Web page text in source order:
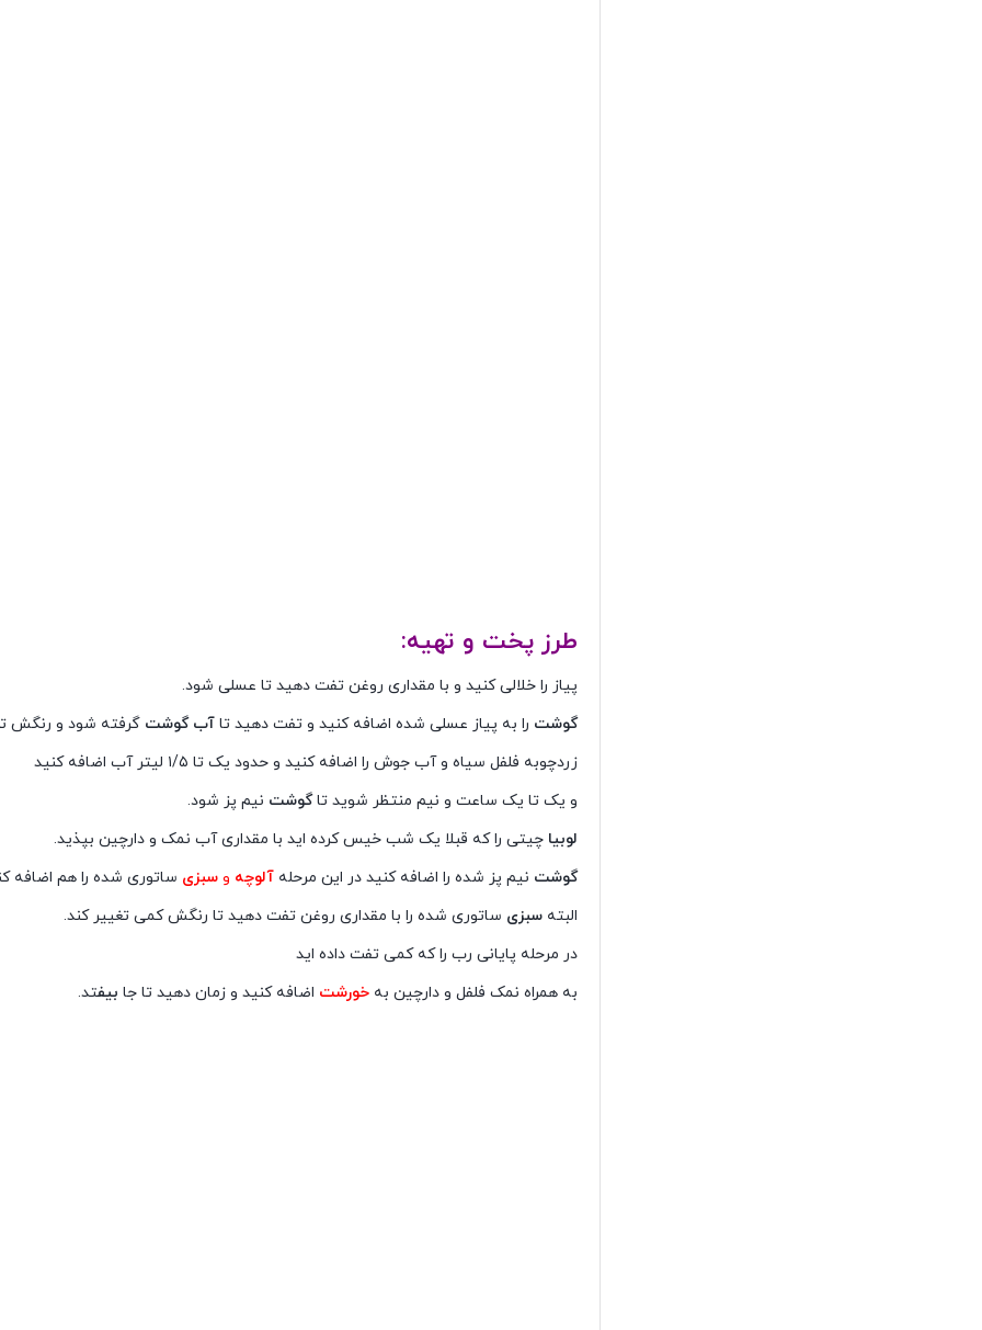
طرز پخت و تهیه:
پیاز را خلالی کنید و با مقداری روغن تفت دهید تا عسلی شود.
گوشت را به پیاز عسلی شده اضافه کنید و تفت دهید تاآب گوشت گرفته شود و رنگش
زردچوبه فلفل سیاه و آب جوش را اضافه کنید و حدود یک تا ۱/۵ لیتر آب اضافه کنید
و یک تا یک ساعت و نیم منتظر شوید تاگوشت نیم پز شود.
لوبیا چیتی را که قبلا یک شب خیس کرده اید با مقداری آب نمک و دارچین بپذید.
گوشت نیم پز شده را اضافه کنید در این مرحلهآلوچه وسبزی ساتوری شده را هم اضافه
البتهسبزی ساتوری شده را با مقداری روغن تفت دهید تا رنگش کمی تغییر کند.
در مرحله پایانی رب را که کمی تفت داده اید
به همراه نمک فلفل و دارچین بهخورشت اضافه کنید و زمان دهید تا جا بیفتد.